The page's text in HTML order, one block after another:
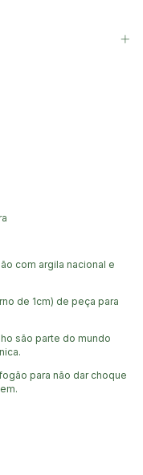
com argila nacional e
de 1cm) de peça para
são parte do mundo
para não dar choque